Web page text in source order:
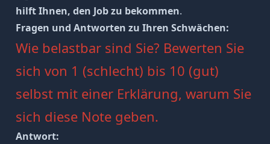
hilft Ihnen, den Job zu bekommen.
Fragen und Antworten zu Ihren Schwächen:
Wie belastbar sind Sie? Bewerten Sie
sich von 1 (schlecht) bis 10 (gut)
selbst mit einer Erklärung, warum Sie
sich diese Note geben.
Antwort: